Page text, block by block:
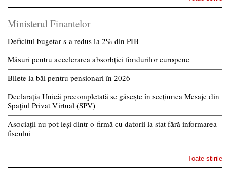
Ministerul Finantelor
Deficitul bugetar s-a redus la 2% din PIB
Măsuri pentru accelerarea absorbției fondurilor europene
Bilete la băi pentru pensionari în 2026
Declarația Unică precompletată se găsește în secțiunea Mesaje din
Spațiul Privat Virtual (SPV)
Asociații nu pot ieși dintr-o firmă cu datorii la stat fără informarea
fiscului
Toate stirile